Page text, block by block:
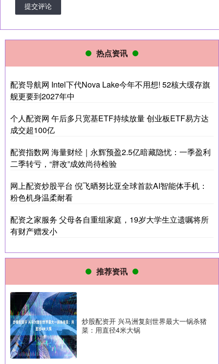
提交评论
热点资讯
配资导航网 Intel下代Nova Lake今年不用想! 52核大缓存旗
舰更要到2027年中
个人配资网 午后多只宽基ETF持续放量 创业板ETF易方达
成交超100亿
配资指数网 海量财经｜永辉预盈2.5亿暗藏隐忧：一季盈利
二季转亏，“胖改”成效尚待检验
网上配资炒股平台 倪飞晒努比亚全球首款AI智能体手机：
粉色机身温柔耐看
配资之家服务 父母各自重组家庭，19岁大学生立遗嘱将所
有财产赠发小
推荐资讯
炒股配资开 兴马洲复刻世界最大一锅杀猪
菜：用直径4米大锅